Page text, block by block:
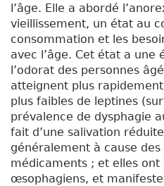
l’âge. Elle a abordé
vieillissement, un état au
consommation et les
avec l’âge. Cet état a
l’odorat des personnes
atteignent plus
plus faibles de leptines
prévalence de dysphagie
fait d’une salivation
généralement à cause
médicaments ; et elles ont
œsophagiens, et